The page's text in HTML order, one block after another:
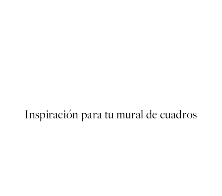
Inspiración para tu mural de cuadros